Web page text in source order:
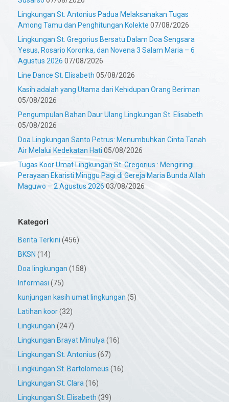
Lingkungan St. Antonius Padua Melaksanakan Tugas
Among Tamu dan Penghitungan Kolekte 07/08/2026
Lingkungan St. Gregorius Bersatu Dalam Doa Sengsara
Yesus, Rosario Koronka, dan Novena 3 Salam Maria – 6
Agustus 2026 07/08/2026
Line Dance St. Elisabeth 05/08/2026
Kasih adalah yang Utama dari Kehidupan Orang Beriman
05/08/2026
Pengumpulan Bahan Daur Ulang Lingkungan St. Elisabeth
05/08/2026
Doa Lingkungan Santo Petrus: Menumbuhkan Cinta Tanah
Air Melalui Kedekatan Hati 05/08/2026
Tugas Koor Umat Lingkungan St. Gregorius : Mengiringi
Perayaan Ekaristi Minggu Pagi di Gereja Maria Bunda Allah
Maguwo – 2 Agustus 2026 03/08/2026
Kategori
Berita Terkini (456)
BKSN (14)
Doa lingkungan (158)
Informasi (75)
kunjungan kasih umat lingkungan (5)
Latihan koor(32)
Lingkungan (247)
Lingkungan Brayat Minulya (16)
Lingkungan St. Antonius (67)
Lingkungan St. Bartolomeus (16)
Lingkungan St. Clara (16)
Lingkungan St. Elisabeth (39)